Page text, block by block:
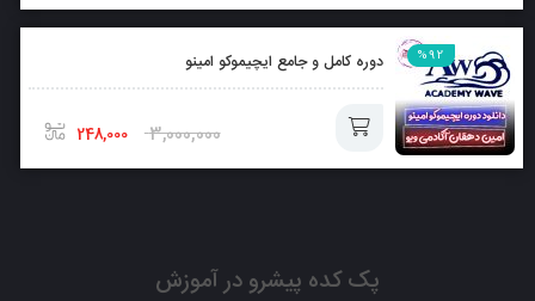
افزودن
به
سبد
%92 دوره کامل و جامع ایچیموکو امینو
3,000,000
248,000
سبد
پک کده پیشرو در آموزش